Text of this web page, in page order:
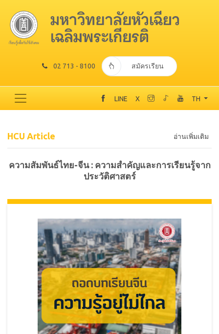
02 713 - 8100 สมัครเรียน
LINE X TH
HCU Article อ่านเพิ่มเติม
ความสัมพันธ์ไทย-จีน : ความสำคัญและการเรียนรู้จาก
ประวัติศาสตร์